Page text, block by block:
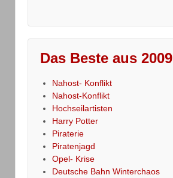
Das Beste aus 2009
Nahost- Konflikt
Nahost-Konflikt
Hochseilartisten
Harry Potter
Piraterie
Piratenjagd
Opel- Krise
Deutsche Bahn Winterchaos